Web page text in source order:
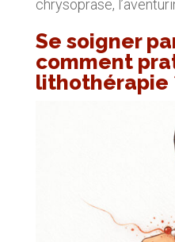
chrysoprase,
Se soigner
comment
lithothérapie